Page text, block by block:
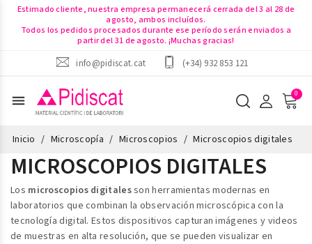
Estimado cliente, nuestra empresa permanecerá cerrada del 3 al 28 de
agosto, ambos incluídos.
Todos los pedidos procesados durante ese período serán enviados a
partir del 31 de agosto. ¡Muchas gracias!
info@pidiscat.cat
(+34) 932 853 121
menu
Inicio Microscopía Microscopios Microscopios digitales
MICROSCOPIOS DIGITALES
Los microscopios digitalesson herramientas modernas en
laboratorios que combinan la observación microscópica con la
tecnología digital. Estos dispositivos capturan imágenes y videos
de muestras en alta resolución, que se pueden visualizar en